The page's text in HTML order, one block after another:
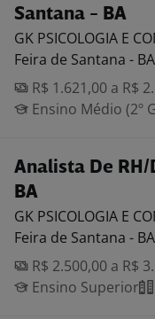
Santana - BA
GK PSICOLOGIA E
Feira de Santana - BA
R$ 1.621,00 a R$
Ensino Médio (2º
Analista De
BA
GK PSICOLOGIA E
Feira de Santana - BA
R$ 2.500,00 a R$
Ensino Superior